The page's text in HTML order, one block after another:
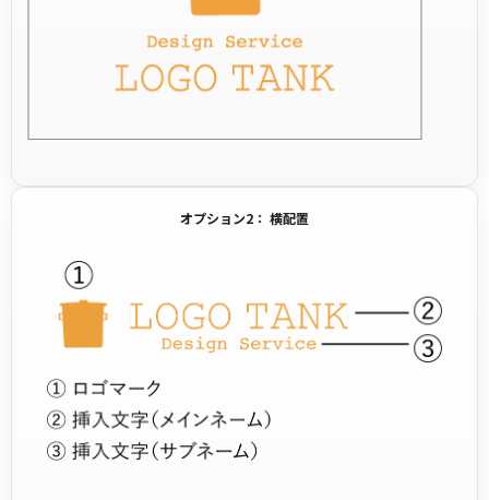
オプション2： 横配置